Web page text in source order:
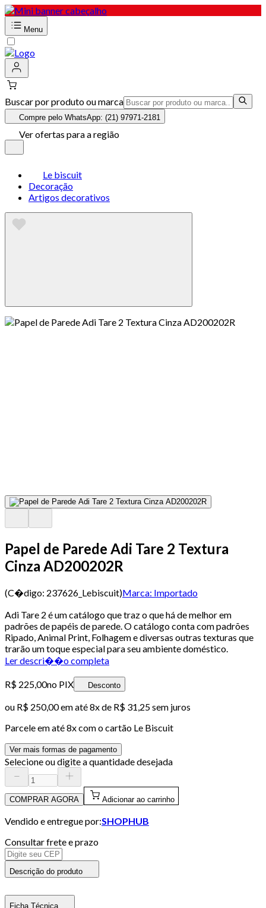
Menu
Buscar por produto ou marca
Compre pelo WhatsApp: (21) 97971-2181
Ver ofertas para a região
Le biscuit
Decoração
Artigos decorativos
Papel de Parede Adi Tare 2 Textura
Cinza AD200202R
(C�digo: 237626_Lebiscuit)Marca: Importado
Adi Tare 2 é um catálogo que traz o que há de melhor em
padrões de papéis de parede. O catálogo conta com padrões
Ripado, Animal Print, Folhagem e diversas outras texturas que
trarão um toque especial para seu ambiente doméstico.
Ler descri��o completa
R$ 225,00no PIX Desconto
ou R$ 250,00em até8x de R$ 31,25 sem juros
Parcele em até8x com o cartão Le Biscuit
Ver mais formas de pagamento
Selecione ou digite a quantidade desejada
COMPRAR AGORA Adicionar ao carrinho
Vendido e entregue por:SHOPHUB
Consultar frete e prazo
Descrição do produto
Ficha Técnica